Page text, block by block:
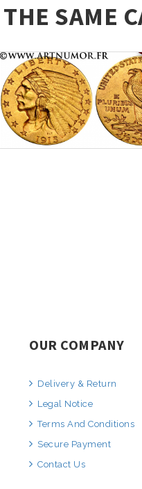
SAME
OUR COMPANY
Delivery & Return
Legal Notice
Terms And Conditions
Secure Payment
Contact Us